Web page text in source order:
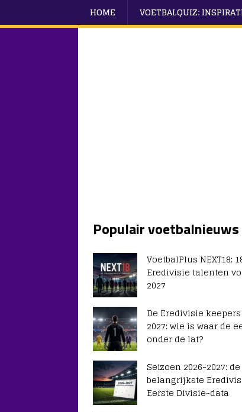
HOME VOETBALQUIZ:
Populair voetbalnieuws
VoetbalPlus NEXT18:
Eredivisie talenten
2027
De Eredivisie
2027: wie is waar de
onder de lat?
Seizoen 2026-2027: de
belangrijkste
Eerste Divisie-data